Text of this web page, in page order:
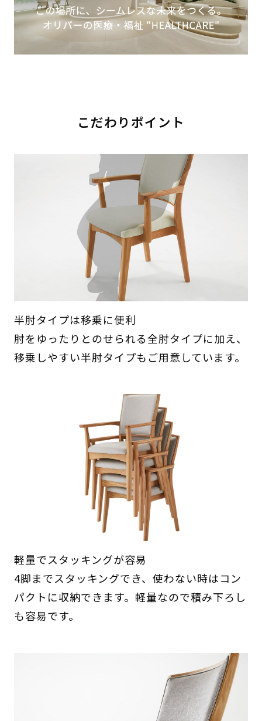
こだわりポイント
半肘タイプは移乗に便利
肘をゆったりとのせられる全肘タイプに加え、
移乗しやすい半肘タイプもご用意しています。
軽量でスタッキングが容易
4脚までスタッキングでき、使わない時はコン
パクトに収納できます。軽量なので積み下ろし
も容易です。